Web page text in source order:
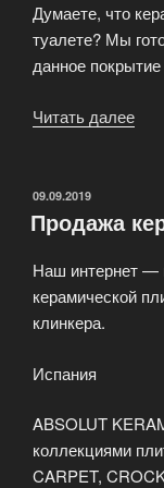
Думаете, что
туалете? Мы
данное
Читать далее
ОПУБЛИКОВАНО
09.09.2019
Продажа
Наш интернет —
керамической
клинкера.
Испания
ABSOLUT
коллекциями
CARPET,